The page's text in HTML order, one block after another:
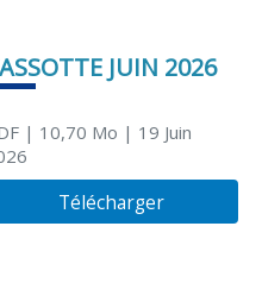
JUIN 2026
| 10,70 Mo | 19 Juin
Télécharger